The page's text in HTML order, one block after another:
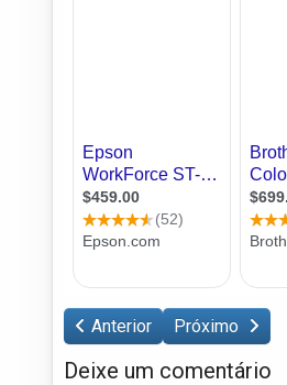
Anterior Próximo
Deixe um comentário